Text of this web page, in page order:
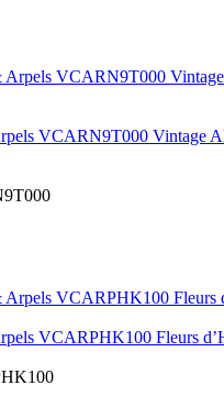
VCARN9T000 Vintage
VCARPHK100 Fleurs